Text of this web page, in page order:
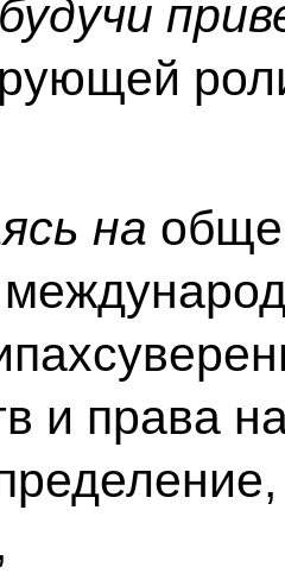
будучи
на
и права